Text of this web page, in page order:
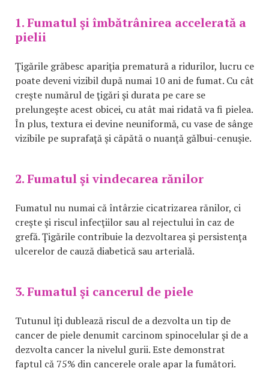
1. Fumatul şi îmbătrânirea accelerată a
pielii
Ţigările grăbesc apariţia prematură a ridurilor, lucru ce
poate deveni vizibil după numai 10 ani de fumat. Cu cât
creşte numărul de ţigări şi durata pe care se
prelungeşte acest obicei, cu atât mai ridată va fi pielea.
În plus, textura ei devine neuniformă, cu vase de sânge
vizibile pe suprafaţă şi căpătă o nuanţă gălbui-cenuşie.
2. Fumatul şi vindecarea rănilor
Fumatul nu numai că întârzie cicatrizarea rănilor, ci
creşte şi riscul infecţiilor sau al rejectului în caz de
grefă. Ţigările contribuie la dezvoltarea şi persistenţa
ulcerelor de cauză diabetică sau arterială.
3. Fumatul şi cancerul de piele
Tutunul îţi dublează riscul de a dezvolta un tip de
cancer de piele denumit carcinom spinocelular şi de a
dezvolta cancer la nivelul gurii. Este demonstrat
faptul că 75% din cancerele orale apar la fumători.